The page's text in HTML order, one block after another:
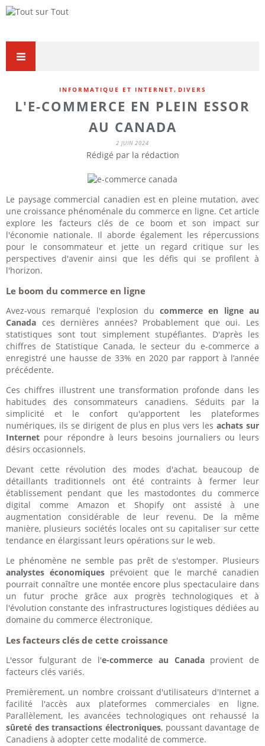
INFORMATIQUE ET INTERNET, DIVERS
L'E-COMMERCE EN PLEIN ESSOR
AU CANADA
2 JUIN 2024
Rédigé par la rédaction
Le paysage commercial canadien est en pleine mutation, avec
une croissance phénoménale du commerce en ligne. Cet article
explore les facteurs clés de ce boom et son impact sur
l'économie nationale. Il aborde également les répercussions
pour le consommateur et jette un regard critique sur les
perspectives d'avenir ainsi que les défis qui se profilent à
l'horizon.
Le boom du commerce en ligne
Avez-vous remarqué l'explosion ducommerce en ligne au
Canada ces dernières années? Probablement que oui. Les
statistiques sont tout simplement stupéfiantes. D'après les
chiffres de Statistique Canada, le secteur du e-commerce a
enregistré une hausse de 33% en 2020 par rapport à l’année
précédente.
Ces chiffres illustrent une transformation profonde dans les
habitudes des consommateurs canadiens. Séduits par la
simplicité et le confort qu'apportent les plateformes
numériques, ils se dirigent de plus en plus vers lesachats sur
Internet pour répondre à leurs besoins journaliers ou leurs
désirs occasionnels.
Devant cette révolution des modes d'achat, beaucoup de
détaillants traditionnels ont été contraints à fermer leur
établissement pendant que les mastodontes du commerce
digital comme Amazon et Shopify ont assisté à une
augmentation considérable de leur revenu. De la même
manière, plusieurs sociétés locales ont su capitaliser sur cette
tendance en élargissant leurs opérations sur le web.
Le phénomène ne semble pas prêt de s'estomper. Plusieurs
analystes économiques prévoient que le marché canadien
pourrait connaître une montée encore plus spectaculaire dans
un futur proche grâce aux progrès technologiques et à
l'évolution constante des infrastructures logistiques dédiées au
domaine du commerce électronique.
Les facteurs clés de cette croissance
L'essor fulgurant de l'e-commerce au Canadaprovient de
facteurs clés variés.
Premièrement, un nombre croissant d'utilisateurs d'Internet a
facilité l'accès aux plateformes commerciales en ligne.
Parallèlement, les avancées technologiques ont rehaussé la
sûreté des transactions électroniques, poussant davantage de
Canadiens à adopter cette modalité de commerce.